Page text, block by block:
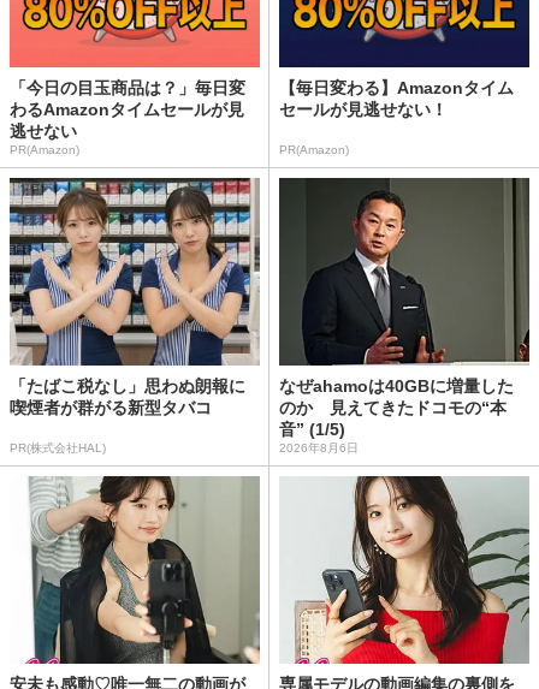
「今日の目玉商品は？」毎日変
わるAmazonタイムセールが見
逃せない
PR(Amazon)
【毎日変わる】Amazonタイム
セールが見逃せない！
PR(Amazon)
「たばこ税なし」思わぬ朗報に
喫煙者が群がる新型タバコ
PR(株式会社HAL)
なぜahamoは40GBに増量した
のか 見えてきたドコモの“本
音” (1/5)
2026年8月6日
安未も感動♡唯一無二の動画が
専属モデルの動画編集の裏側を